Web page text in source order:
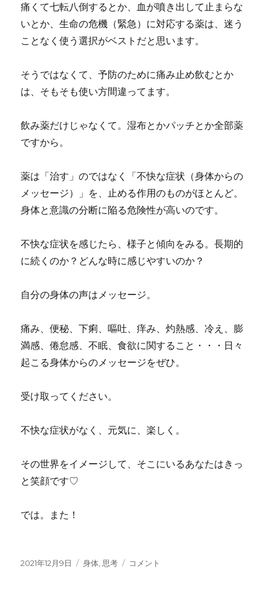
痛くて七転八倒するとか、血が噴き出して止まらな
いとか、生命の危機（緊急）に対応する薬は、迷う
ことなく使う選択がベストだと思います。
そうではなくて、予防のために痛み止め飲むとか
は、そもそも使い方間違ってます。
飲み薬だけじゃなくて。湿布とかパッチとか全部薬
ですから。
薬は「治す」のではなく「不快な症状（身体からの
メッセージ）」を、止める作用のものがほとんど。
身体と意識の分断に陥る危険性が高いのです。
不快な症状を感じたら、様子と傾向をみる。長期的
に続くのか？どんな時に感じやすいのか？
自分の身体の声はメッセージ。
痛み、便秘、下痢、嘔吐、痒み、灼熱感、冷え、膨
満感、倦怠感、不眠、食欲に関すること・・・日々
起こる身体からのメッセージをぜひ。
受け取ってください。
不快な症状がなく、元気に、楽しく。
その世界をイメージして、そこにいるあなたはきっ
と笑顔です♡
では。また！
投
2021年12月9日
カ
身体,思考
イ
コメント